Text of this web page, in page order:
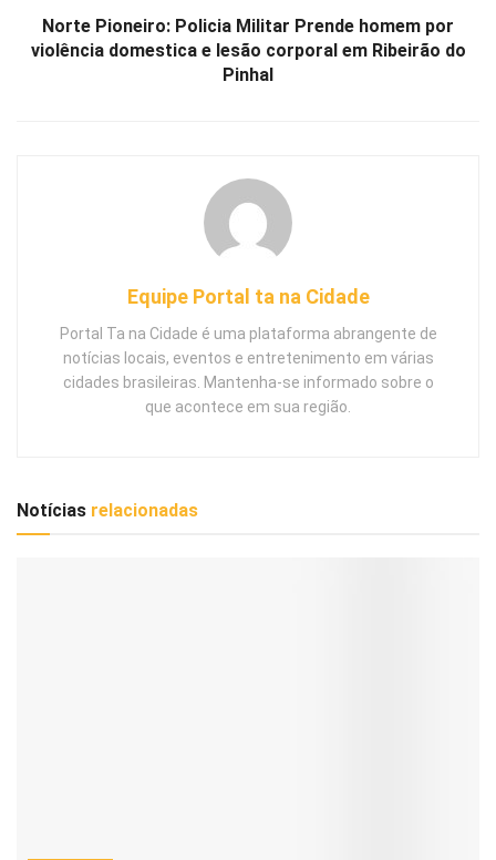
Norte Pioneiro: Policia Militar Prende homem por
violência domestica e lesão corporal em Ribeirão do
Pinhal
Equipe Portal ta na Cidade
Portal Ta na Cidade é uma plataforma abrangente de
notícias locais, eventos e entretenimento em várias
cidades brasileiras. Mantenha-se informado sobre o
que acontece em sua região.
Notícias relacionadas